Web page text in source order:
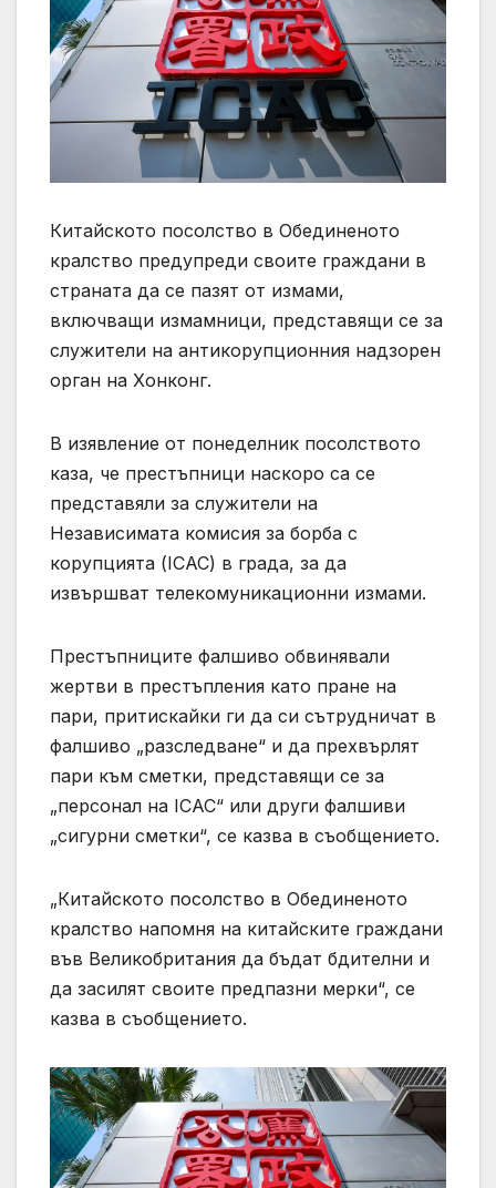
Китайското посолство в Обединеното
кралство предупреди своите граждани в
страната да се пазят от измами,
включващи измамници, представящи се за
служители на антикорупционния надзорен
орган на Хонконг.
В изявление от понеделник посолството
каза, че престъпници наскоро са се
представяли за служители на
Независимата комисия за борба с
корупцията (ICAC) в града, за да
извършват телекомуникационни измами.
Престъпниците фалшиво обвинявали
жертви в престъпления като пране на
пари, притискайки ги да си сътрудничат в
фалшиво „разследване“ и да прехвърлят
пари към сметки, представящи се за
„персонал на ICAC“ или други фалшиви
„сигурни сметки“, се казва в съобщението.
„Китайското посолство в Обединеното
кралство напомня на китайските граждани
във Великобритания да бъдат бдителни и
да засилят своите предпазни мерки“, се
казва в съобщението.